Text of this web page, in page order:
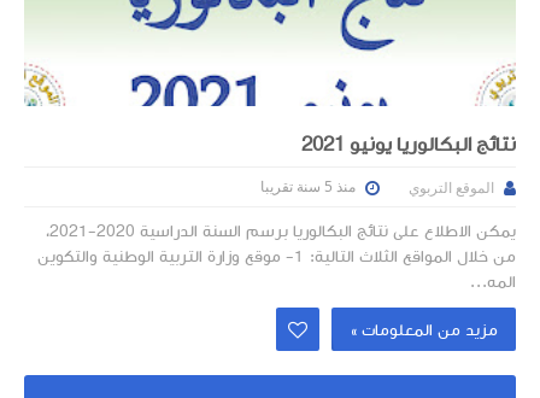
نتائج البكالوريا يونيو 2021
الموقع التربوي منذ 5 سنة تقريبا
يمكن الاطلاع على نتائج البكالوريا برسم السنة الدراسية 2020-2021،
من خلال المواقع الثلاث التالية: 1- موقع وزارة التربية الوطنية والتكوين
المه...
مزيد من المعلومات »